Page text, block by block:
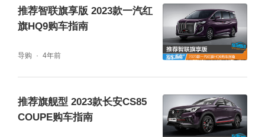
推荐智联旗享版 2023款一汽红
旗HQ9购车指南
导购 4年前
推荐旗舰型 2023款长安CS85
COUPE购车指南